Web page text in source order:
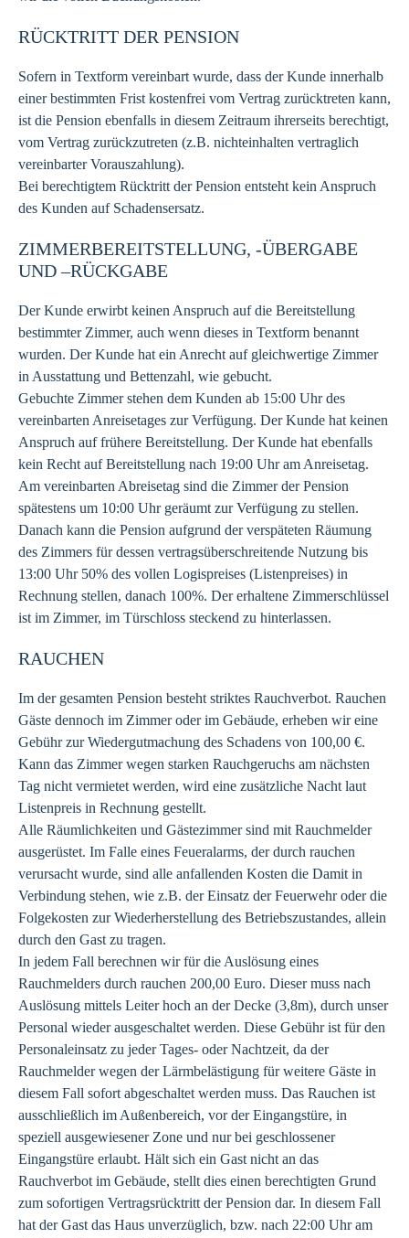
RÜCKTRITT DER PENSION
Sofern in Textform vereinbart wurde, dass der Kunde innerhalb
einer bestimmten Frist kostenfrei vom Vertrag zurücktreten kann,
ist die Pension ebenfalls in diesem Zeitraum ihrerseits berechtigt,
vom Vertrag zurückzutreten (z.B. nichteinhalten vertraglich
vereinbarter Vorauszahlung).
Bei berechtigtem Rücktritt der Pension entsteht kein Anspruch
des Kunden auf Schadensersatz.
ZIMMERBEREITSTELLUNG, -ÜBERGABE
UND –RÜCKGABE
Der Kunde erwirbt keinen Anspruch auf die Bereitstellung
bestimmter Zimmer, auch wenn dieses in Textform benannt
wurden. Der Kunde hat ein Anrecht auf gleichwertige Zimmer
in Ausstattung und Bettenzahl, wie gebucht.
Gebuchte Zimmer stehen dem Kunden ab 15:00 Uhr des
vereinbarten Anreisetages zur Verfügung. Der Kunde hat keinen
Anspruch auf frühere Bereitstellung. Der Kunde hat ebenfalls
kein Recht auf Bereitstellung nach 19:00 Uhr am Anreisetag.
Am vereinbarten Abreisetag sind die Zimmer der Pension
spätestens um 10:00 Uhr geräumt zur Verfügung zu stellen.
Danach kann die Pension aufgrund der verspäteten Räumung
des Zimmers für dessen vertragsüberschreitende Nutzung bis
13:00 Uhr 50% des vollen Logispreises (Listenpreises) in
Rechnung stellen, danach 100%. Der erhaltene Zimmerschlüssel
ist im Zimmer, im Türschloss steckend zu hinterlassen.
RAUCHEN
Im der gesamten Pension besteht striktes Rauchverbot. Rauchen
Gäste dennoch im Zimmer oder im Gebäude, erheben wir eine
Gebühr zur Wiedergutmachung des Schadens von 100,00 €.
Kann das Zimmer wegen starken Rauchgeruchs am nächsten
Tag nicht vermietet werden, wird eine zusätzliche Nacht laut
Listenpreis in Rechnung gestellt.
Alle Räumlichkeiten und Gästezimmer sind mit Rauchmelder
ausgerüstet. Im Falle eines Feueralarms, der durch rauchen
verursacht wurde, sind alle anfallenden Kosten die Damit in
Verbindung stehen, wie z.B. der Einsatz der Feuerwehr oder die
Folgekosten zur Wiederherstellung des Betriebszustandes, allein
durch den Gast zu tragen.
In jedem Fall berechnen wir für die Auslösung eines
Rauchmelders durch rauchen 200,00 Euro. Dieser muss nach
Auslösung mittels Leiter hoch an der Decke (3,8m), durch unser
Personal wieder ausgeschaltet werden. Diese Gebühr ist für den
Personaleinsatz zu jeder Tages- oder Nachtzeit, da der
Rauchmelder wegen der Lärmbelästigung für weitere Gäste in
diesem Fall sofort abgeschaltet werden muss. Das Rauchen ist
ausschließlich im Außenbereich, vor der Eingangstüre, in
speziell ausgewiesener Zone und nur bei geschlossener
Eingangstüre erlaubt. Hält sich ein Gast nicht an das
Rauchverbot im Gebäude, stellt dies einen berechtigten Grund
zum sofortigen Vertragsrücktritt der Pension dar. In diesem Fall
hat der Gast das Haus unverzüglich, bzw. nach 22:00 Uhr am